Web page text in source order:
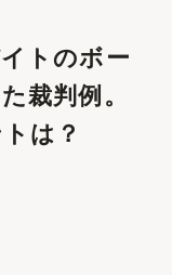
トのボー
裁判例。
は？